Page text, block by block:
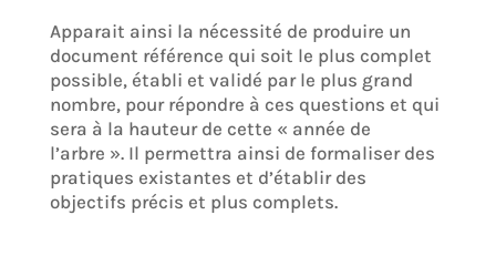
Apparait ainsi la nécessité de produire un
document référence qui soit le plus complet
possible, établi et validé par le plus grand
nombre, pour répondre à ces questions et qui
sera à la hauteur de cette « année de
l’arbre ». Il permettra ainsi de formaliser des
pratiques existantes et d’établir des
objectifs précis et plus complets.